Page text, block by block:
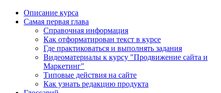
Описание курса
Самая первая глава
Справочная информация
Как отформатирован текст в курсе
Где практиковаться и выполнять задания
Видеоматериалы к курсу "Продвижение сайта и
Маркетинг"
Типовые действия на сайте
Как узнать редакцию продукта